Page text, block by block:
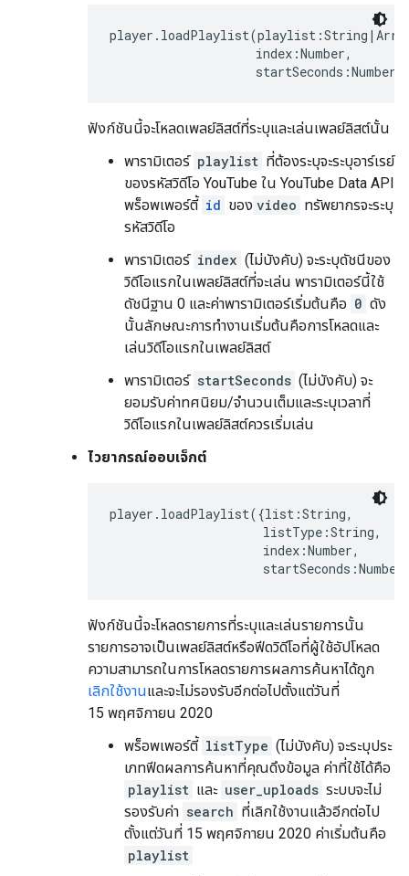
                    index:Number,
ฟังก์ชันนี้จะโหลดเพลย์ลิสต์ที่ระบุและเล่นเพลย์ลิสต์นั้น
พารามิเตอร์ playlist ที่ต้องระบุจะระบุอาร์เรย์
ของรหัสวิดีโอ YouTube ใน YouTube Data API
พร็อพเพอร์ตี้ id ของ video ทรัพยากรจะระบุ
รหัสวิดีโอ
พารามิเตอร์ index (ไม่บังคับ) จะระบุดัชนีของ
วิดีโอแรกในเพลย์ลิสต์ที่จะเล่น พารามิเตอร์นี้ใช้
ดัชนีฐาน 0 และค่าพารามิเตอร์เริ่มต้นคือ 0 ดัง
นั้นลักษณะการทำงานเริ่มต้นคือการโหลดและ
เล่นวิดีโอแรกในเพลย์ลิสต์
พารามิเตอร์ startSeconds (ไม่บังคับ) จะ
ยอมรับค่าทศนิยม/จำนวนเต็มและระบุเวลาที่
วิดีโอแรกในเพลย์ลิสต์ควรเริ่มเล่น
ไวยากรณ์ออบเจ็กต์
player.loadPlaylist({list:String,
                     listType:String,
                     index:Number,
ฟังก์ชันนี้จะโหลดรายการที่ระบุและเล่นรายการนั้น
รายการอาจเป็นเพลย์ลิสต์หรือฟีดวิดีโอที่ผู้ใช้อัปโหลด
ความสามารถในการโหลดรายการผลการค้นหาได้ถูก
เลิกใช้งานและจะไม่รองรับอีกต่อไปตั้งแต่วันที่
15 พฤศจิกายน 2020
พร็อพเพอร์ตี้ listType (ไม่บังคับ) จะระบุประ
เภทฟีดผลการค้นหาที่คุณดึงข้อมูล ค่าที่ใช้ได้คือ
playlist และ user_uploads ระบบจะไม่
รองรับค่า search ที่เลิกใช้งานแล้วอีกต่อไป
ตั้งแต่วันที่ 15 พฤศจิกายน 2020 ค่าเริ่มต้นคือ
playlist